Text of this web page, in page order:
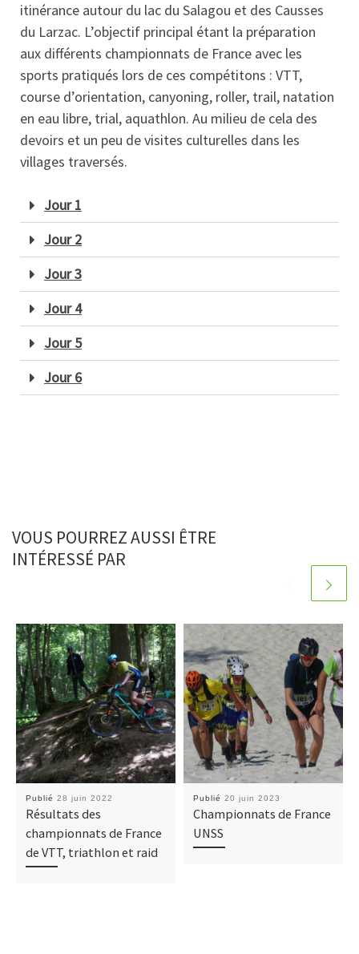
itinérance autour du lac du Salagou et des Causses
du Larzac. L’objectif principal étant la préparation
aux différents championnats de France avec les
sports pratiqués lors de ces compétitons : VTT,
course d’orientation, canyoning, roller, trail, natation
en eau libre, trial, aquathlon. Au milieu de cela des
devoirs et un peu de visites culturelles dans les
villages traversés.
Jour 1
Jour 2
Jour 3
Jour 4
Jour 5
Jour 6
VOUS POURREZ AUSSI ÊTRE
INTÉRESSÉ PAR
Publié 28 juin 2022
Résultats des
championnats de France
de VTT, triathlon et raid
Publié 20 juin 2023
Championnats de France
UNSS